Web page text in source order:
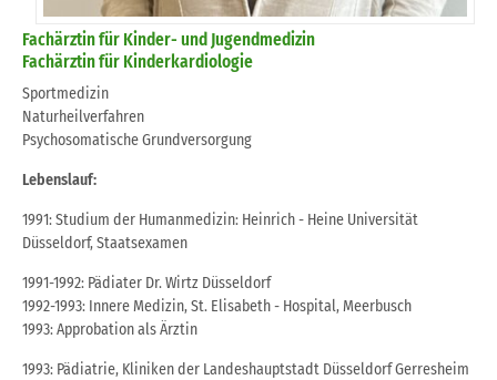
Fachärztin für Kinder- und Jugendmedizin
Fachärztin für Kinderkardiologie
Sportmedizin
Naturheilverfahren
Psychosomatische Grundversorgung
Lebenslauf:
1991: Studium der Humanmedizin: Heinrich - Heine Universität
Düsseldorf, Staatsexamen
1991-1992: Pädiater Dr. Wirtz Düsseldorf
1992-1993: Innere Medizin, St. Elisabeth - Hospital, Meerbusch
1993: Approbation als Ärztin
1993: Pädiatrie, Kliniken der Landeshauptstadt Düsseldorf Gerresheim